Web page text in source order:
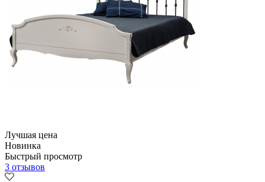
Лучшая цена
Новинка
Быстрый просмотр
3 отзывов